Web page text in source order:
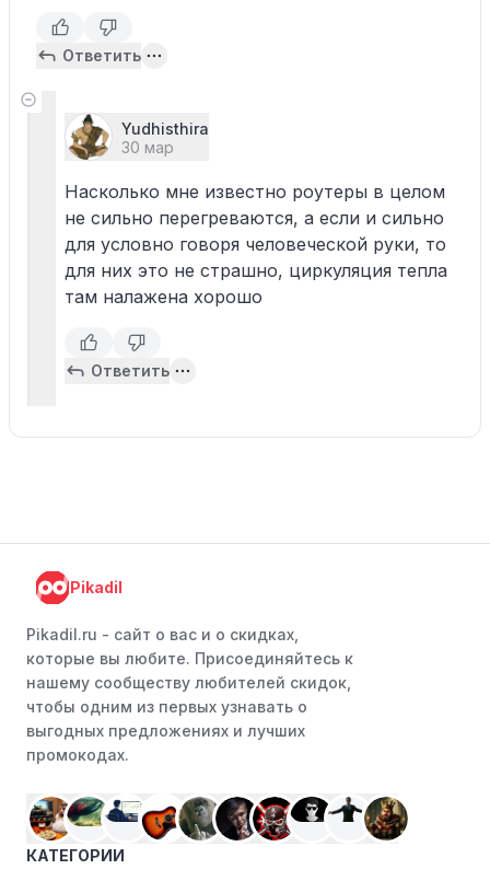
Ответить
Yudhisthira
30 мар
Насколько мне известно роутеры в целом
не сильно перегреваются, а если и сильно
для условно говоря человеческой руки, то
для них это не страшно, циркуляция тепла
там налажена хорошо
Ответить
Pikadil
Pikadil.ru - cайт о вас и о скидках,
которые вы любите. Присоединяйтесь к
нашему сообществу любителей скидок,
чтобы одним из первых узнавать о
выгодных предложениях и лучших
промокодах.
КАТЕГОРИИ